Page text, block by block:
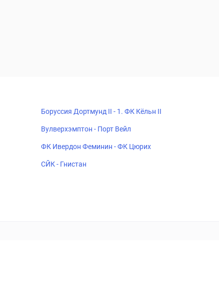
Боруссия Дортмунд II - 1. ФК Кёльн II
Вулверхэмптон - Порт Вейл
ФК Ивердон Феминин - ФК Цюрих
СЙК - Гнистан